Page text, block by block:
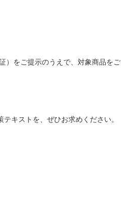
）をご提示のうえで、対象商品をご
キストを、ぜひお求めください。